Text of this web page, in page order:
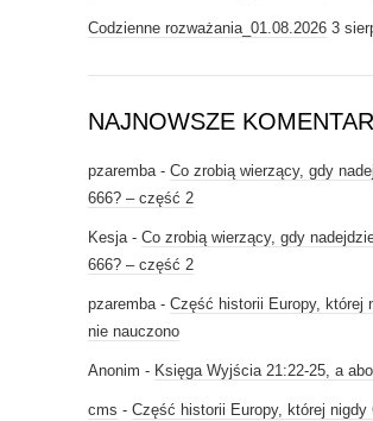
Codzienne rozważania_01.08.2026 3
NAJNOWSZE
pzaremba- Co zrobią wierzący, gdy
666? – część 2
Kesja- Co zrobią wierzący, gdy
666? – część 2
pzaremba- Część historii Europy, której
nie nauczono
Anonim - Księga Wyjścia 21:22-25, a
cms - Część historii Europy, której nigdy